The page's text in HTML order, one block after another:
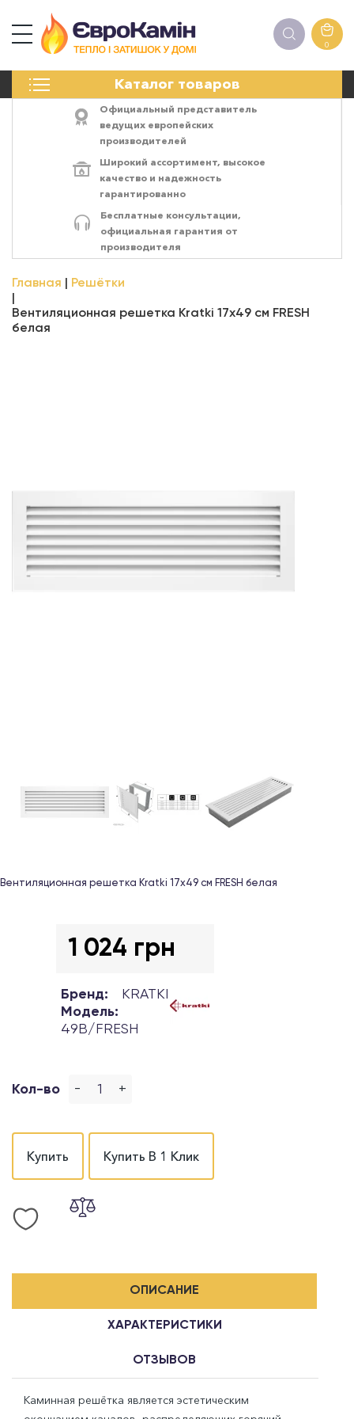
0
Каталог товаров
ПЕЧИ
ЭЛЕКТРОКАМИН
АКСЕССУАРЫ
ЭНЕРГОСИСТЕМЫ
Официальный представитель
ведущих европейских
производителей
Широкий ассортимент, высокое
качество и надежность
гарантированно
Бесплатные консультации,
официальная гарантия от
производителя
Главная Решётки
Вентиляционная решетка Kratki 17x49 см FRESH
белая
Вентиляционная решетка Kratki 17х49 см FRESH белая
1 024 грн
Бренд:
KRATKI
Модель:
49B/FRESH
Кол-во - +
Купить Купить В 1 Клик
ОПИСАНИЕ
ХАРАКТЕРИСТИКИ
ОТЗЫВОВ
Каминная решётка является эстетическим